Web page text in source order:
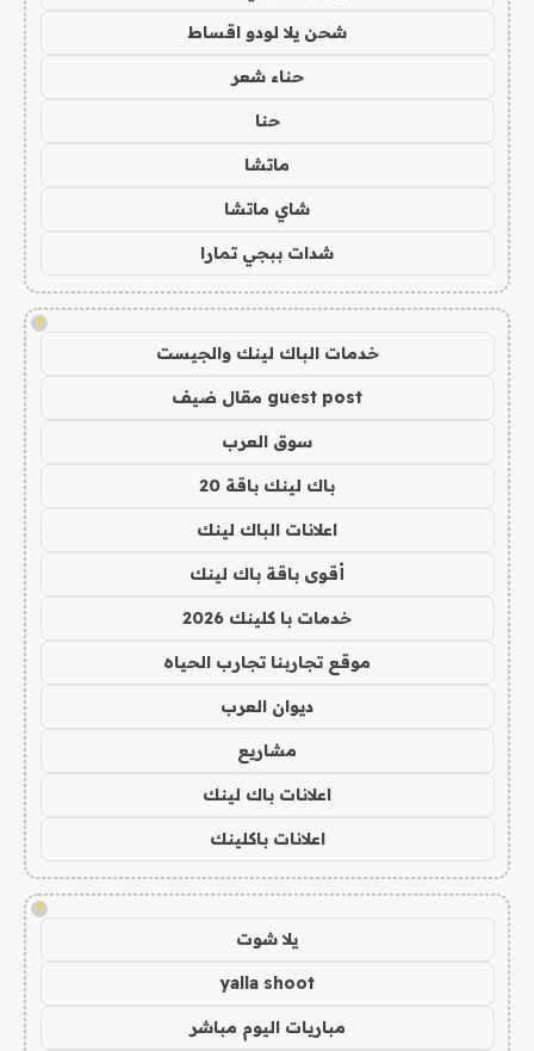
شحن يلا لودو اقساط
حناء شعر
حنا
ماتشا
شاي ماتشا
شدات ببجي تمارا
!
خدمات الباك لينك والجيست
guest post مقال ضيف
سوق العرب
باك لينك باقة 20
اعلانات الباك لينك
أقوى باقة باك لينك
خدمات با كلينك 2026
موقع تجاربنا تجارب الحياه
ديوان العرب
مشاريع
اعلانات باك لينك
اعلانات باكلينك
!
يلا شوت
yalla shoot
مباريات اليوم مباشر